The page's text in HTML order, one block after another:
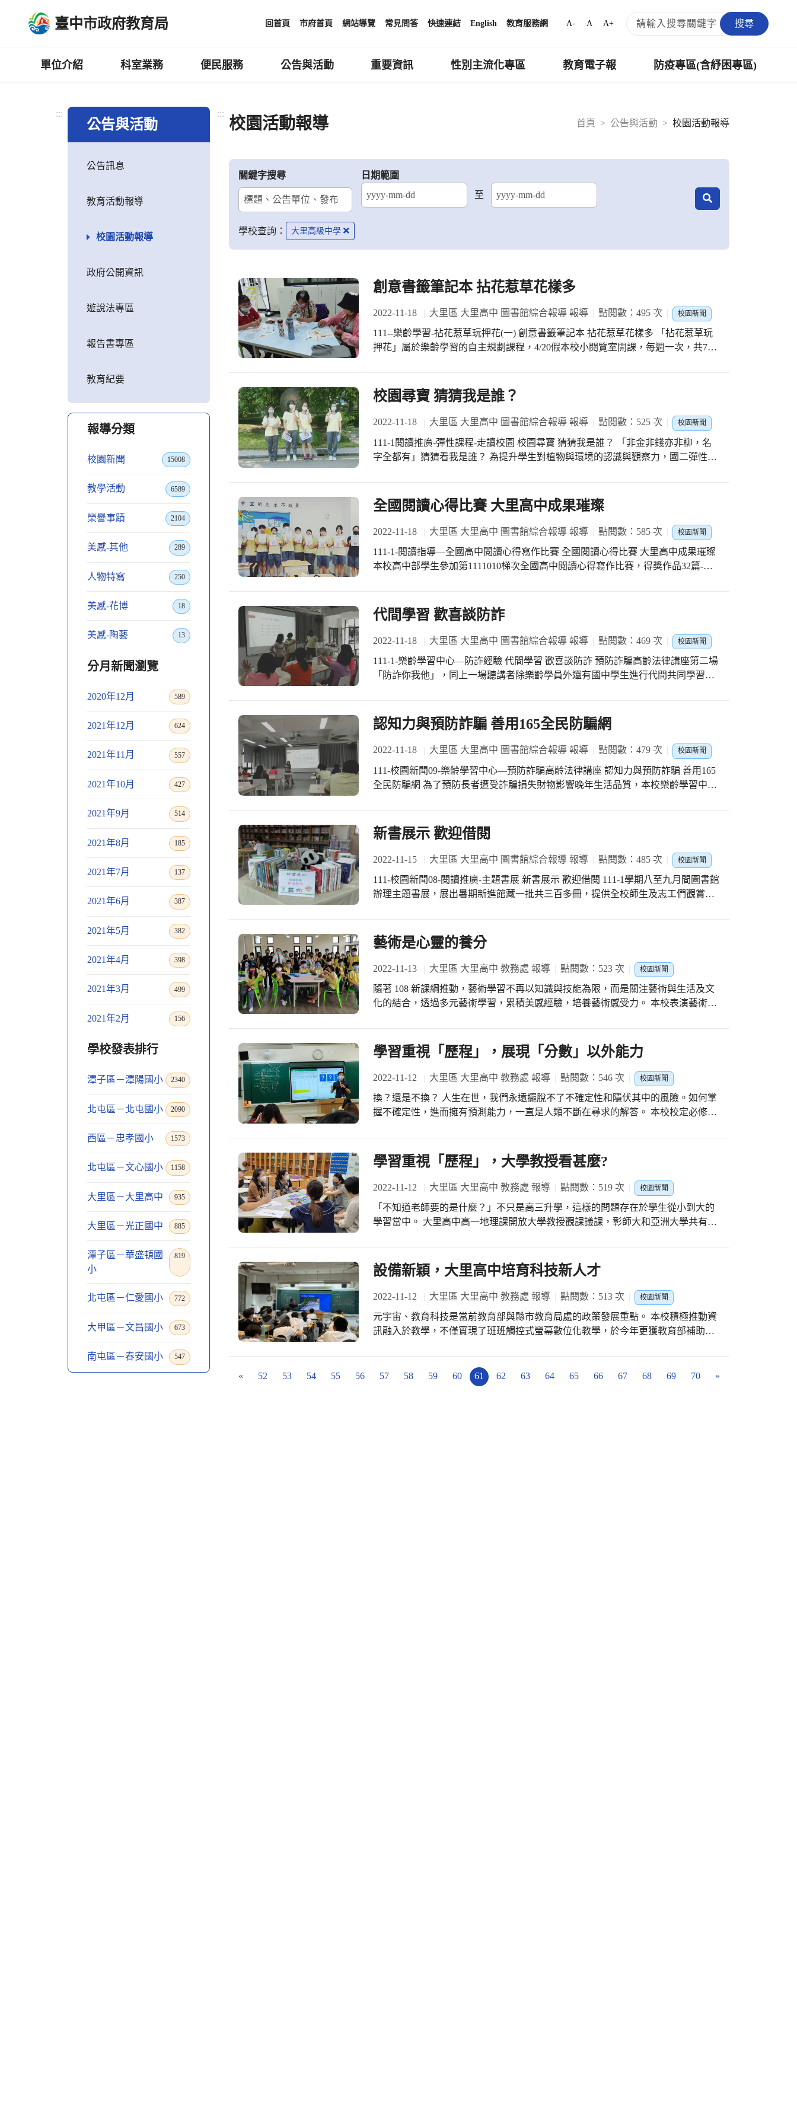
臺中市政府教育局 回首頁 市府首頁 網站導覽 常見問答 快速連結 English 教育服務網 A- A A+ 搜尋
單位介紹 科室業務 便民服務 公告與活動 重要資訊 性別主流化專區 教育電子報 防疫專區(含紓困專區)
:::
公告與活動
公告訊息
教育活動報導
校園活動報導
政府公開資訊
遊說法專區
報告書專區
教育紀要
報導分類
校園新聞 15008
教學活動 6589
榮譽事蹟 2104
美感-其他 289
人物特寫 250
美感-花博 18
美感-陶藝 13
分月新聞瀏覽
2020年12月 589
2021年12月 624
2021年11月 557
2021年10月 427
2021年9月 514
2021年8月 185
2021年7月 137
2021年6月 387
2021年5月 382
2021年4月 398
2021年3月 499
2021年2月 156
學校發表排行
潭子區－潭陽國小 2340
北屯區－北屯國小 2090
西區－忠孝國小 1573
北屯區－文心國小 1158
大里區－大里高中 935
大里區－光正國中 885
潭子區－華盛頓國
小
819
北屯區－仁愛國小 772
大甲區－文昌國小 673
南屯區－春安國小 547
:::
首頁
公告與活動 校園活動報導
校園活動報導
關鍵字搜尋
日期範圍
至
結束日期
學校查詢： 大里高級中學
創意書籤筆記本 拈花惹草花樣多
2022-11-18 大里區 大里高中 圖書館綜合報導 報導 點閱數：495 次 校園新聞
111--樂齡學習-拈花惹草玩押花(一) 創意書籤筆記本 拈花惹草花樣多 「拈花惹草玩
押花」屬於樂齡學習的自主規劃課程，4/20假本校小閱覽室開課，每週一次，共7
都是學員的創意秀。歡迎大家一起來拈花惹草!
校園尋寶 猜猜我是誰？
2022-11-18 大里區 大里高中 圖書館綜合報導 報導 點閱數：525 次 校園新聞
111-1閱讀推廣-彈性課程-走讀校園 校園尋寶 猜猜我是誰？ 「非金非錢亦非柳，名
字全都有」猜猜看我是誰？ 為提升學生對植物與環境的認識與觀察力，國二彈性課
決問題，快速認識校園環境並完成活動單。 111年9月19日學生興奮地穿梭於校園
中，透過觀察、比對、小組討論後完成學習單，這個活動讓學生們對校園植物也有
了充分的認識。
全國閱讀心得比賽 大里高中成果璀璨
2022-11-18 大里區 大里高中 圖書館綜合報導 報導 點閱數：585 次 校園新聞
111-1-閱讀指導—全國高中閱讀心得寫作比賽 全國閱讀心得比賽 大里高中成果璀璨
本校高中部學生參加第1111010梯次全國高中閱讀心得寫作比賽，得獎作品32篇-特
師、莊惠文老師等熱心指導。得獎名單如下: 特優：401吳昀臻、401廖芃其、404陳
柔蓁、405張寓芯等4名。 優等：402林稜翔、蔡淳璿、404金紜伍、405 林子甯、曾
于恩、 501張毓芯、502張少瑛等7名 甲等：401張育瑄、林媺珊、吳婕瑜、402 蔡喆
儀、許焙喻 405周宸泰、賴彥蘋、林芷妍、406蔡昀臻 502張瑞哲、張彩嫺、鄭巧
稜、504張富之等21名。
代間學習 歡喜談防詐
2022-11-18 大里區 大里高中 圖書館綜合報導 報導 點閱數：469 次 校園新聞
111-1-樂齡學習中心—防詐經驗 代間學習 歡喜談防詐 預防詐騙高齡法律講座第二場
「防詐你我他」，同上一場聽講者除樂齡學員外還有國中學生進行代間共同學習。
以習得的認知辨識訊息的真偽與防詐要領。 上完課，學員們收穫滿滿，紛紛感概
道：「只要不起貪念，就能防止財物損失；只要多用心、多觀察就能識破詐騙手
法。」
認知力與預防詐騙 善用165全民防騙網
2022-11-18 大里區 大里高中 圖書館綜合報導 報導 點閱數：479 次 校園新聞
111-校園新聞09-樂齡學習中心—預防詐騙高齡法律講座 認知力與預防詐騙 善用165
全民防騙網 為了預防長者遭受詐騙損失財物影響晚年生活品質，本校樂齡學習中心
學員外還有國中部學生進行代間共學。講師以帶動唱方式讓我們體驗什麼是認知力
及其面對詐騙時產生的作用力，學員學到的主要概念有1.認知力與判斷力 2.詐騙手
法 3.如何防詐騙，並認識內政部警政署165全民防騙網及其資源。
新書展示 歡迎借閱
2022-11-15 大里區 大里高中 圖書館綜合報導 報導 點閱數：485 次 校園新聞
111-校園新聞08-閱讀推廣-主題書展 新書展示 歡迎借閱 111-1學期八至九月間圖書館
辦理主題書展，展出暑期新進館藏一批共三百多冊，提供全校師生及志工們觀賞借
藝術是心靈的養分
2022-11-13 大里區 大里高中 教務處 報導 點閱數：523 次 校園新聞
隨著 108 新課綱推動，藝術學習不再以知識與技能為限，而是關注藝術與生活及文
化的結合，透過多元藝術學習，累積美感經驗，培養藝術感受力。 本校表演藝術老
隊：囝仔人 從戲劇、舞台、燈光的概念到應用，每週一個主題，由囝仔人講師輪流
進校，透過觀念搭配實作的方式，與同學們一同循序漸進探索劇場、實踐藝術。 自
11月開始，為期6周的課程以「劇場技術」為主題，與臺中國家歌劇院專業團隊，搭
學習重視「歷程」，展現「分數」以外能力
2022-11-12 大里區 大里高中 教務處 報導 點閱數：546 次 校園新聞
換？還是不換？ 人生在世，我們永遠擺脫不了不確定性和隱伏其中的風險。如何掌
握不確定性，進而擁有預測能力，一直是人類不斷在尋求的解答。 本校校定必修資
戲及小組討論去尋求一些學習軌跡。 理工系強調學生的數理邏輯與程度，除了學測
成績展現一定的數理能力外，在學習歷程檔案上就會著重在學生思考邏輯的呈現，
像是針對問題，如何一步步呈現解題的思考脈絡。 與會有東海大學經濟系教授和台
中教育大學資工系教授，兩節觀課過程看到大里高中的學生不一樣的學習思維。
學習重視「歷程」，大學教授看甚麼?
2022-11-12 大里區 大里高中 教務處 報導 點閱數：519 次 校園新聞
「不知道老師要的是什麼？」不只是高三升學，這樣的問題存在於學生從小到大的
學習當中。 大里高中高一地理課開放大學教授觀課議課，彰師大和亞洲大學共有3
質，有反應，地理科老師也詢問教授需要看到甚麼樣貌的學習歷程，在討論過後教
授希望看到學生分析統整及批判的能力，只是學生如何在歷程上呈現? 這個問題也
給現場的高中老師一些意見，藉著這次的交流，教授們也會將高中老師的想法帶回
設備新穎，大里高中培育科技新人才
2022-11-12 大里區 大里高中 教務處 報導 點閱數：513 次 校園新聞
元宇宙、教育科技是當前教育部與縣市教育局處的政策發展重點。 本校積極推動資
訊融入於教學，不僅實現了班班觸控式螢幕數位化教學，於今年更獲教育部補助
動，本校亦積極規劃建置校園無線網路環境，讓師生更能增進教學與學習成效。 生
活科技教室購置雷射雕刻機,結合各項科技產品，老師們用心設計每個課程，培養資
« 52 53 54 55 56 57 58 59 60 61 62 63 64 65 66 67 68 69 70 »